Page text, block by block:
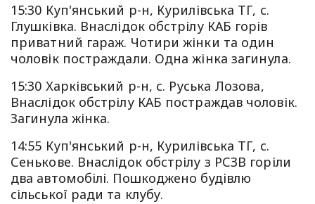
15:30 Куп'янський р-н, Курилівська ТГ, с.
Глушківка. Внаслідок обстрілу КАБ горів
приватний гараж. Чотири жінки та один
чоловік постраждали. Одна жінка загинула.
15:30 Харківський р-н, с. Руська Лозова,
Внаслідок обстрілу КАБ постраждав чоловік.
Загинула жінка.
14:55 Куп'янський р-н, Курилівська ТГ, с.
Сенькове. Внаслідок обстрілу з РСЗВ горіли
два автомобілі. Пошкоджено будівлю
сільської ради та клубу.